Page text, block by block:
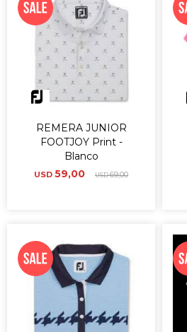
REMERA JUNIOR
FOOTJOY Print -
Blanco
USD 59,00 USD69,00